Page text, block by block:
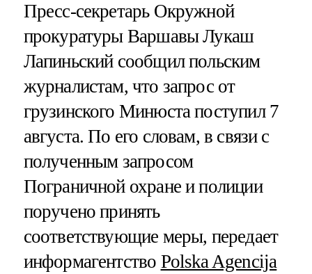
Пресс-секретарь Окружной
прокуратуры Варшавы Лукаш
Лапиньский сообщил польским
журналистам, что запрос от
грузинского Минюста поступил 7
августа. По его словам, в связи с
полученным запросом
Пограничной охране и полиции
поручено принять
соответствующие меры, передает
информагентство Polska Agencija